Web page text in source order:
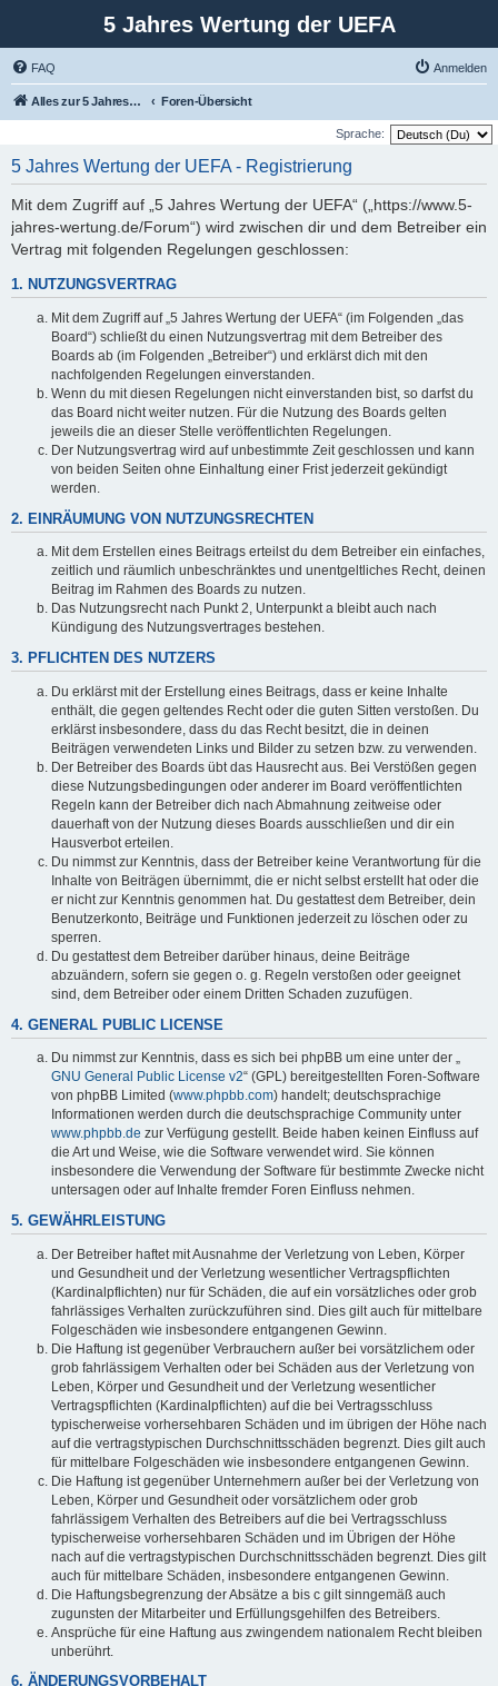
5 Jahres Wertung der UEFA
FAQ Anmelden
Alles zur 5 Jahreswertung / Tabelle der UEFA mit vielen Statistiken. Foren-Übersicht
Sprache:
5 Jahres Wertung der UEFA - Registrierung
Mit dem Zugriff auf „5 Jahres Wertung der UEFA“ („https://www.5-
jahres-wertung.de/Forum“) wird zwischen dir und dem Betreiber ein
Vertrag mit folgenden Regelungen geschlossen:
1. NUTZUNGSVERTRAG
Mit dem Zugriff auf „5 Jahres Wertung der UEFA“ (im Folgenden „das
Board“) schließt du einen Nutzungsvertrag mit dem Betreiber des
Boards ab (im Folgenden „Betreiber“) und erklärst dich mit den
nachfolgenden Regelungen einverstanden.
Wenn du mit diesen Regelungen nicht einverstanden bist, so darfst du
das Board nicht weiter nutzen. Für die Nutzung des Boards gelten
jeweils die an dieser Stelle veröffentlichten Regelungen.
Der Nutzungsvertrag wird auf unbestimmte Zeit geschlossen und kann
von beiden Seiten ohne Einhaltung einer Frist jederzeit gekündigt
werden.
2. EINRÄUMUNG VON NUTZUNGSRECHTEN
Mit dem Erstellen eines Beitrags erteilst du dem Betreiber ein einfaches,
zeitlich und räumlich unbeschränktes und unentgeltliches Recht, deinen
Beitrag im Rahmen des Boards zu nutzen.
Das Nutzungsrecht nach Punkt 2, Unterpunkt a bleibt auch nach
Kündigung des Nutzungsvertrages bestehen.
3. PFLICHTEN DES NUTZERS
Du erklärst mit der Erstellung eines Beitrags, dass er keine Inhalte
enthält, die gegen geltendes Recht oder die guten Sitten verstoßen. Du
erklärst insbesondere, dass du das Recht besitzt, die in deinen
Beiträgen verwendeten Links und Bilder zu setzen bzw. zu verwenden.
Der Betreiber des Boards übt das Hausrecht aus. Bei Verstößen gegen
diese Nutzungsbedingungen oder anderer im Board veröffentlichten
Regeln kann der Betreiber dich nach Abmahnung zeitweise oder
dauerhaft von der Nutzung dieses Boards ausschließen und dir ein
Hausverbot erteilen.
Du nimmst zur Kenntnis, dass der Betreiber keine Verantwortung für die
Inhalte von Beiträgen übernimmt, die er nicht selbst erstellt hat oder die
er nicht zur Kenntnis genommen hat. Du gestattest dem Betreiber, dein
Benutzerkonto, Beiträge und Funktionen jederzeit zu löschen oder zu
sperren.
Du gestattest dem Betreiber darüber hinaus, deine Beiträge
abzuändern, sofern sie gegen o. g. Regeln verstoßen oder geeignet
sind, dem Betreiber oder einem Dritten Schaden zuzufügen.
4. GENERAL PUBLIC LICENSE
Du nimmst zur Kenntnis, dass es sich bei phpBB um eine unter der „
GNU General Public License v2“ (GPL) bereitgestellten Foren-Software
von phpBB Limited (www.phpbb.com) handelt; deutschsprachige
Informationen werden durch die deutschsprachige Community unter
www.phpbb.de zur Verfügung gestellt. Beide haben keinen Einfluss auf
die Art und Weise, wie die Software verwendet wird. Sie können
insbesondere die Verwendung der Software für bestimmte Zwecke nicht
untersagen oder auf Inhalte fremder Foren Einfluss nehmen.
5. GEWÄHRLEISTUNG
Der Betreiber haftet mit Ausnahme der Verletzung von Leben, Körper
und Gesundheit und der Verletzung wesentlicher Vertragspflichten
(Kardinalpflichten) nur für Schäden, die auf ein vorsätzliches oder grob
fahrlässiges Verhalten zurückzuführen sind. Dies gilt auch für mittelbare
Folgeschäden wie insbesondere entgangenen Gewinn.
Die Haftung ist gegenüber Verbrauchern außer bei vorsätzlichem oder
grob fahrlässigem Verhalten oder bei Schäden aus der Verletzung von
Leben, Körper und Gesundheit und der Verletzung wesentlicher
Vertragspflichten (Kardinalpflichten) auf die bei Vertragsschluss
typischerweise vorhersehbaren Schäden und im übrigen der Höhe nach
auf die vertragstypischen Durchschnittsschäden begrenzt. Dies gilt auch
für mittelbare Folgeschäden wie insbesondere entgangenen Gewinn.
Die Haftung ist gegenüber Unternehmern außer bei der Verletzung von
Leben, Körper und Gesundheit oder vorsätzlichem oder grob
fahrlässigem Verhalten des Betreibers auf die bei Vertragsschluss
typischerweise vorhersehbaren Schäden und im Übrigen der Höhe
nach auf die vertragstypischen Durchschnittsschäden begrenzt. Dies gilt
auch für mittelbare Schäden, insbesondere entgangenen Gewinn.
Die Haftungsbegrenzung der Absätze a bis c gilt sinngemäß auch
zugunsten der Mitarbeiter und Erfüllungsgehilfen des Betreibers.
Ansprüche für eine Haftung aus zwingendem nationalem Recht bleiben
unberührt.
6. ÄNDERUNGSVORBEHALT